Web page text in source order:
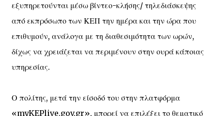
εξυπηρετούνται μέσω βίντεο-κλήσης/ τηλεδιάσκεψης
από εκπρόσωπο των ΚΕΠ την ημέρα και την ώρα που
επιθυμούν, ανάλογα με τη διαθεσιμότητα των ωρών,
δίχως να χρειάζεται να περιμένουν στην ουρά κάποιας
υπηρεσίας.
Ο πολίτης, μετά την είσοδό του στην πλατφόρμα
«myKEPlive.gov.gr», μπορεί να επιλέξει το θεματικό